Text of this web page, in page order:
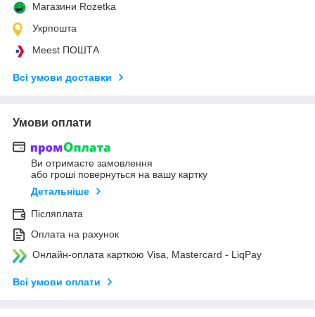
Магазини Rozetka
Укрпошта
Meest ПОШТА
Всі умови доставки
Умови оплати
Ви отримаєте замовлення
або гроші повернуться на вашу картку
Детальніше
Післяплата
Оплата на рахунок
Онлайн-оплата карткою Visa, Mastercard - LiqPay
Всі умови оплати